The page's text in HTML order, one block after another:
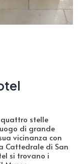
stelle
di grande
vicinanza con
Cattedrale di San
si trovano i